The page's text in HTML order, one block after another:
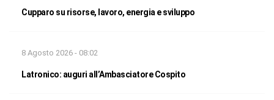
Cupparo su risorse, lavoro, energia e sviluppo
8 Agosto 2026 - 08:02
Latronico: auguri all’Ambasciatore Cospito